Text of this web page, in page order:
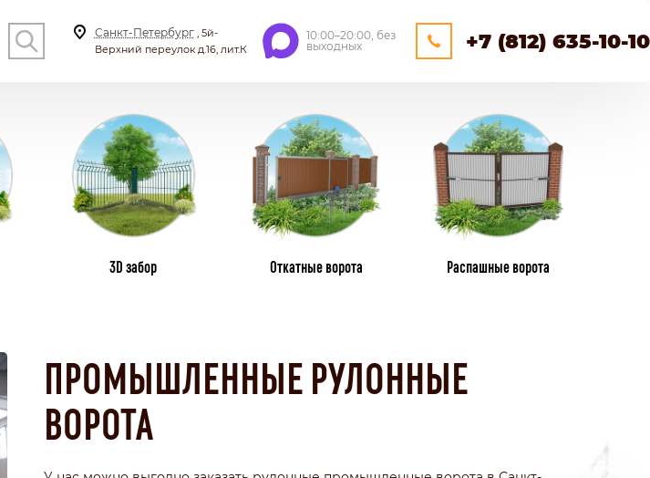
СЕКЦИОННЫЙ
С КАЛИТКОЙ И ВОРОТАМИ
КИРПИЧНЫЕ ЗАБОРЫ
ДЕРЕВЯННЫЕ ЗАБОРЫ
ГОРИЗОНТАЛЬНЫЕ
ПЛЕТЕНЫЕ
КАМЕНННЫЕ ЗАБОРЫ
ВИНТОВЫЕ СВАИ
КОНТЕЙНЕРНЫЕ
ПЛОЩАДКИ
Санкт-Петербург, 5й-
Верхний переулок д.16, лит.К
10:00–20:00, без
выходных
+7 (812) 635-10-10
3D забор Откатные ворота Распашные ворота
ПРОМЫШЛЕННЫЕ РУЛОННЫЕ
ВОРОТА